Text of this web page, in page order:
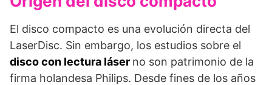
El disco compacto es una evolución directa del
LaserDisc. Sin embargo, los estudios sobre el
disco con lectura láser no son patrimonio de la
firma holandesa Philips. Desde fines de los años